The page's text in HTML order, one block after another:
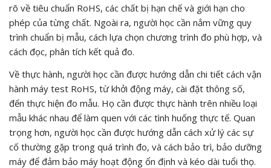
rõ về tiêu chuẩn RoHS, các chất bị hạn chế và giới hạn cho
phép của từng chất. Ngoài ra, người học cần nắm vững quy
trình chuẩn bị mẫu, cách lựa chọn chương trình đo phù hợp, và
cách đọc, phân tích kết quả đo.
Về thực hành, người học cần được hướng dẫn chi tiết cách vận
hành máy test RoHS, từ khởi động máy, cài đặt thông số,
đến thực hiện đo mẫu. Họ cần được thực hành trên nhiều loại
mẫu khác nhau để làm quen với các tình huống thực tế. Quan
trọng hơn, người học cần được hướng dẫn cách xử lý các sự
cố thường gặp trong quá trình đo, và cách bảo trì, bảo dưỡng
máy để đảm bảo máy hoạt động ổn định và kéo dài tuổi thọ.